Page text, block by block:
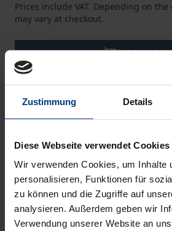
Zustimmung Details
Diese Webseite verwendet Cookies
Wir verwenden Cookies, um Inhalte
personalisieren, Funktionen für
zu können und die Zugriffe auf
analysieren. Außerdem geben wir
Verwendung unserer Website an
Prices include VAT. Depending on the
may vary at checkout.
Add to Cart
Add to Wish List
Delivery cost notice
Description
Fünf Länder, fünf Museen, fünf
Interpretationen desselben
Abschnittes: des Holocaust. So